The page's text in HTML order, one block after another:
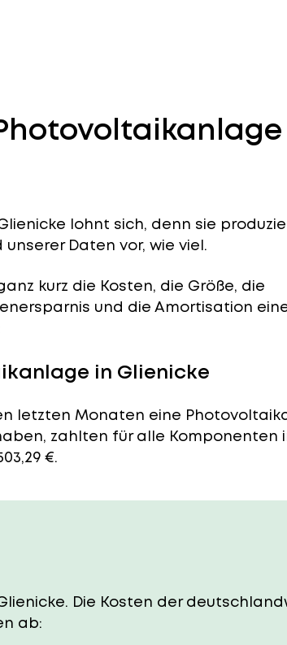
lohnt sich, denn sie
Daten vor, wie viel.
kurz die Kosten, die Größe, die
und die Amortisation
in Glienicke
letzten Monaten eine
zahlten für alle Komponenten
€.
Die Kosten der
ab: